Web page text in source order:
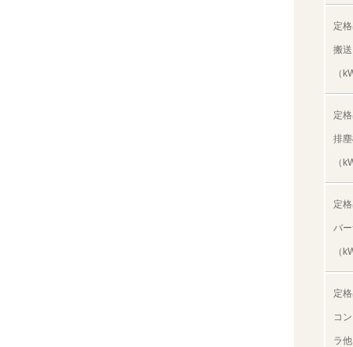
定
搬送
（
定
排
（
定
バ
（
定
コ
ラ他